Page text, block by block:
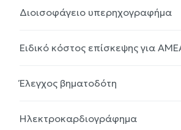
Διοισοφάγειο υπερηχογραφήμα
Ειδικό κόστος επίσκεψης για
Έλεγχος βηματοδότη
Ηλεκτροκαρδιογράφημα